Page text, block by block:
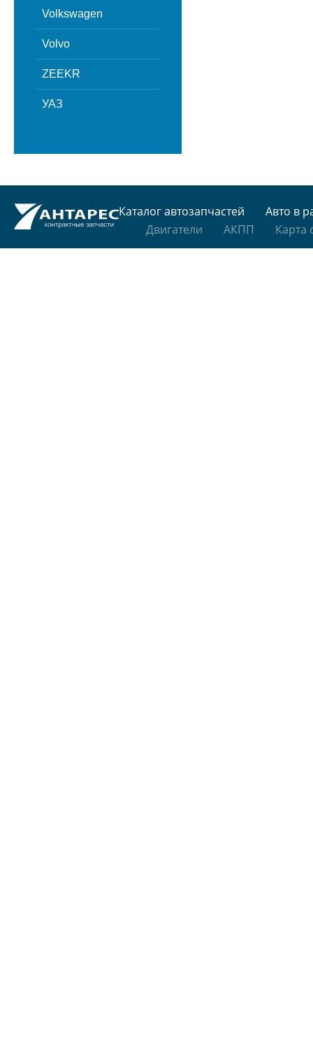
Volkswagen
Volvo
ZEEKR
УАЗ
Каталог автозапчастей
Авто в
Двигатели
АКПП Карта